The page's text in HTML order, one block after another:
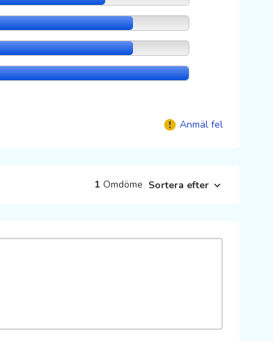
Anmäl fel
1 Omdöme Sortera efter